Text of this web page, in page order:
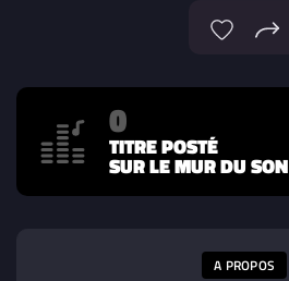
0
TITRE POSTÉ
SUR LE MUR DU SON
A PROPOS